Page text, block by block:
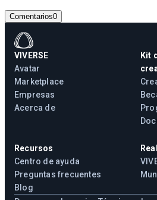
Comentarios0
VIVERSE
Avatar
Marketplace
Empresas
Acerca de
Kit
Recursos
Centro de ayuda
Preguntas frecuentes
Blog